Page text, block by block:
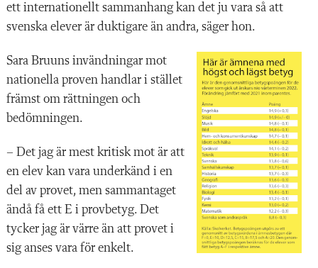
ett internationellt sammanhang kan det ju vara så att
svenska elever är duktigare än andra, säger hon.
Sara Bruuns invändningar mot
nationella proven handlar i stället
främst om rättningen och
bedömningen.
– Det jag är mest kritisk mot är att
en elev kan vara underkänd i en
del av provet, men sammantaget
ändå få ett E i ­provbetyg. Det
tycker jag är värre än att provet i
sig anses vara för enkelt.